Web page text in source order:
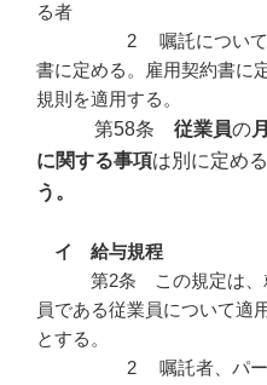
る者
2 嘱託については労
書に定める。雇用契約書に
規則を適用する。
第58条 従業員の
に関する事項は別に定める
う。
イ 給与規程
第2条 この規定は、就
員である従業員について適
とする。
2 嘱託者、パートタ